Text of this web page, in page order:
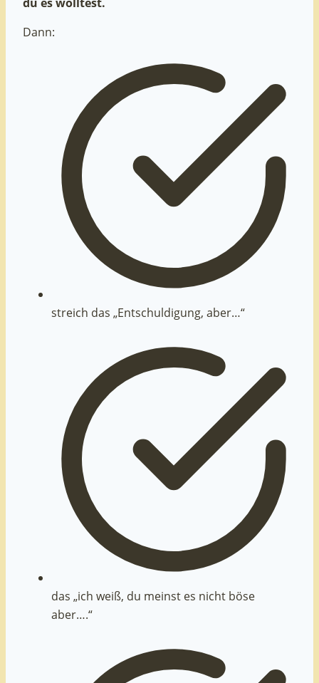
Dann:
streich das „Entschuldigung, aber…“
das „ich weiß, du meinst es nicht böse
aber….“